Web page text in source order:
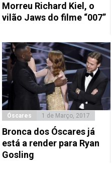
Morreu Richard Kiel, o
vilão Jaws do filme “007”
Óscares 1 de Março, 2017
Bronca dos Óscares já
está a render para Ryan
Gosling